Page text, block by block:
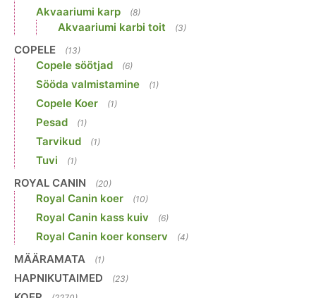
Akvaariumi karp (8)
Akvaariumi karbi toit (3)
COPELE (13)
Copele söötjad (6)
Sööda valmistamine (1)
Copele Koer (1)
Pesad (1)
Tarvikud (1)
Tuvi (1)
ROYAL CANIN (20)
Royal Canin koer (10)
Royal Canin kass kuiv (6)
Royal Canin koer konserv (4)
MÄÄRAMATA (1)
HAPNIKUTAIMED (23)